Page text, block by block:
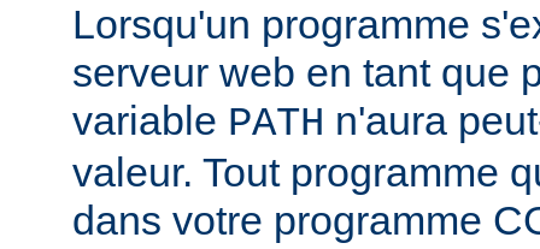
Lorsqu'un programme
serveur web en tant que
variable PATH n'aura
valeur. Tout programme
dans votre programme